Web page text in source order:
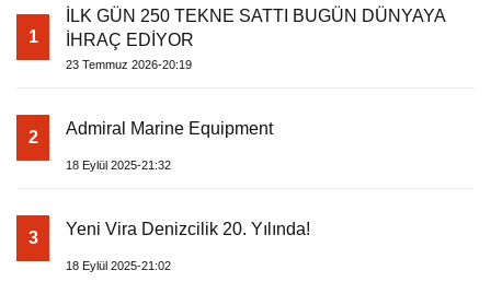
1
İLK GÜN 250 TEKNE SATTI BUGÜN DÜNYAYA
İHRAÇ EDİYOR
23 Temmuz 2026-20:19
2 Admiral Marine Equipment
18 Eylül 2025-21:32
3 Yeni Vira Denizcilik 20. Yılında!
18 Eylül 2025-21:02